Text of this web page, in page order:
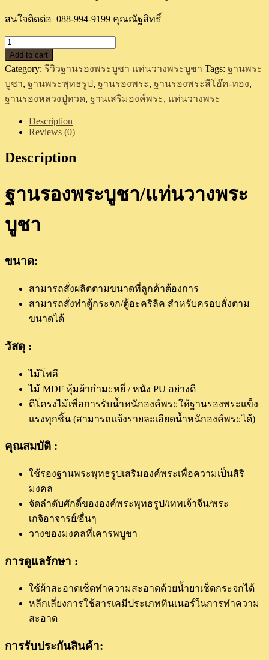
สนใจติดต่อ 088-994-9199 คุณณัฐสิทธิ์
แท่น
รอง
พระ
บูชา
(สี
โอ๊ค-
ทอง)
Add to cart
Category: รีวิวฐานรองพระบูชา แท่นวางพระบูชา Tags: ฐานพระ
บูชา, ฐานพระพุทธรูป, ฐานรองพระ, ฐานรองพระสีโอ๊ค-ทอง,
ฐานรองหลวงปู่ทวด, ฐานเสริมองค์พระ, แท่นวางพระ
Description
Reviews (0)
Description
ฐานรองพระบูชา/แท่นวางพระ
บูชา
ขนาด:
สามารถสั่งผลิตตามขนาดที่ลูกค้าต้องการ
สามารถสั่งทำตู้กระจก/ตู้อะคริลิค สำหรับครอบสั่งตาม
ขนาดได้
วัสดุ :
ไม้โพลี
ไม้ MDF หุ้มผ้ากำมะหยี่ / หนัง PU อย่างดี
ตีโครงไม้เพื่อการรับน้ำหนักองค์พระให้ฐานรองพระแข็ง
แรงทุกชิ้น (สามารถแจ้งรายละเอียดน้ำหนักองค์พระได้)
คุณสมบัติ :
ใช้รองฐานพระพุทธรูปเสริมองค์พระเพื่อความเป็นสิริ
มงคล
จัดลำดับศักดิ์ขององค์พระพุทธรูป/เทพเจ้าจีน/พระ
เกจิอาจารย์/อื่นๆ
วางของมงคลที่เคารพบูชา
การดูแลรักษา :
ใช้ผ้าสะอาดเช็ดทำความสะอาดด้วยน้ำยาเช็ดกระจกได้
หลีกเลี่ยงการใช้สารเคมีประเภททินเนอร์ในการทำความ
สะอาด
การรับประกันสินค้า: